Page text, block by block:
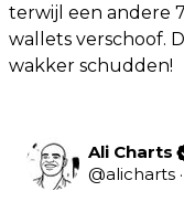
terwijl een andere
wallets verschoof.
wakker schudden!
Ali Charts
@alicharts ·